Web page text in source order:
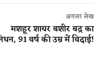
अगला लेख
मशहूर शायर बशीर बद्र का
91 वर्ष की उम्र में विदाई!